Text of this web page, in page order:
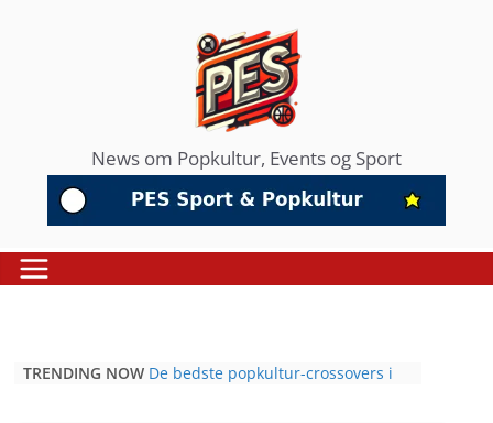
News om Popkultur, Events og Sport
TRENDING NOW De bedste popkultur-crossovers i